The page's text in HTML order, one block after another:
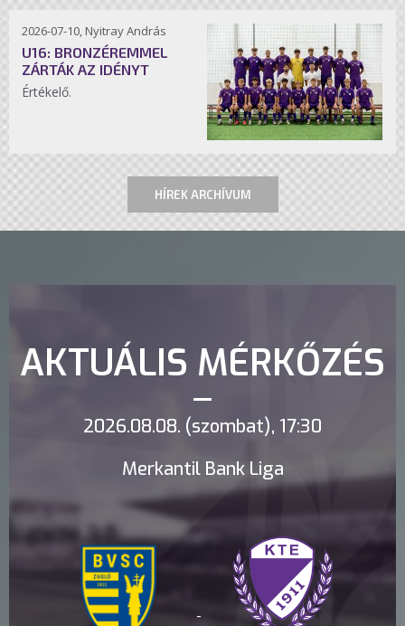
2026-07-10, Nyitray András
U16: BRONZÉREMMEL
ZÁRTÁK AZ IDÉNYT
Értékelő.
HÍREK ARCHÍVUM
AKTUÁLIS MÉRKŐZÉS
2026.08.08. (szombat), 17:30
Merkantil Bank Liga
-